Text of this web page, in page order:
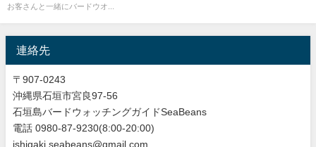
お客さんと一緒にバードウオ...
連絡先
〒907-0243
沖縄県石垣市宮良97-56
石垣島バードウォッチングガイドSeaBeans
電話 0980-87-9230(8:00-20:00)
ishigaki.seabeans@gmail.com